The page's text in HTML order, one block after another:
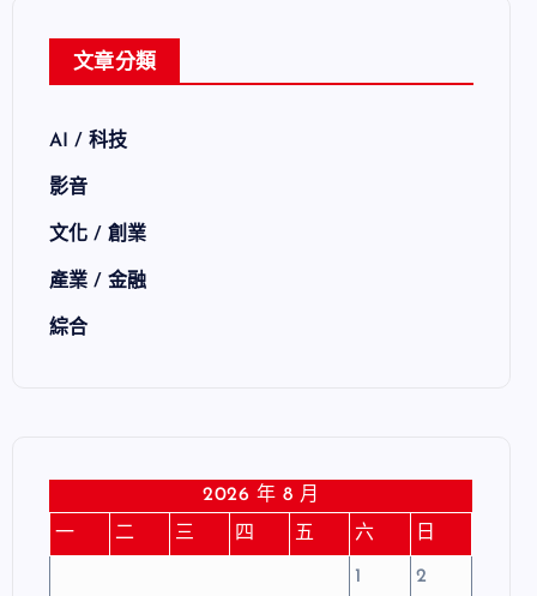
文章分類
AI / 科技
影音
文化 / 創業
產業 / 金融
綜合
2026 年 8 月
一
二 三 四 五 六 日
1 2